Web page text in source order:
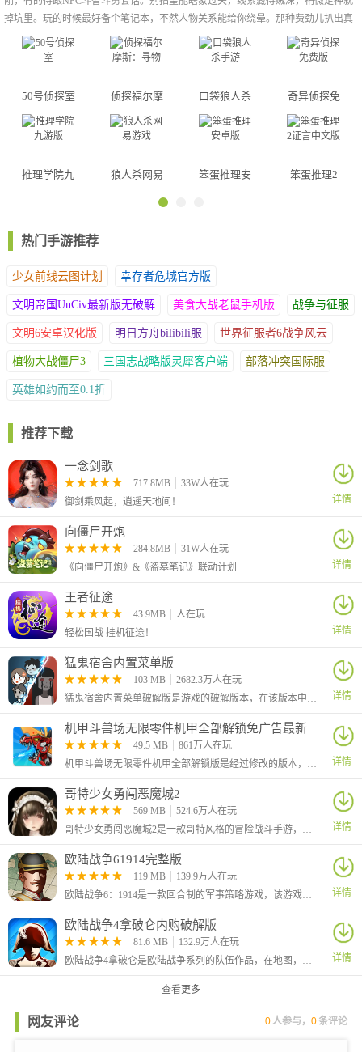
4、玩法体系丰富完善，闯关、副本、多人竞技应有尽有，兼具热
血竞技与休闲佛系双重乐趣。
掉坑里。玩的时候最好备个笔记本，不然人物关系能给你绕晕。那种费劲儿扒出真
凶的爽感，比刷短视频上头多了，玩完感觉智商都涨了几分。
50号侦探室
侦探福尔摩
口袋狼人杀
奇异侦探免
推理学院九
狼人杀网易
笨蛋推理安
笨蛋推理2
热门手游推荐
少女前线云图计划 幸存者危城官方版
文明帝国UnCiv最新版无破解 美食大战老鼠手机版 战争与征服
文明6安卓汉化版 明日方舟bilibili服 世界征服者6战争风云
植物大战僵尸3 三国志战略版灵犀客户端 部落冲突国际服
英雄如约而至0.1折
推荐下载
一念剑歌
717.8MB
33W人在玩
御剑乘风起，逍遥天地间！
详情
向僵尸开炮
284.8MB
31W人在玩
《向僵尸开炮》&《盗墓笔记》联动计划
详情
王者征途
43.9MB
人在玩
轻松国战 挂机征途！
详情
猛鬼宿舍内置菜单版
103 MB
2682.3万人在玩
猛鬼宿舍内置菜单破解版是游戏的破解版本，在该版本中为玩家提供了菜单，玩家可以通过内置的菜单获得各种强化功能。
详情
机甲斗兽场无限零件机甲全部解锁免广告最新
版
49.5 MB
861万人在玩
机甲斗兽场无限零件机甲全部解锁版是经过修改的版本，在这里玩家进入游戏后可以看到左上角的零件数量已经是最大值，并且不管你怎么消耗都是不会减少的
详情
哥特少女勇闯恶魔城2
569 MB
524.6万人在玩
哥特少女勇闯恶魔城2是一款哥特风格的冒险战斗手游，游戏中你将扮演一个哥特美少女和各种敌人进行决斗，不断地提升自己的战斗能力，挑战更为强大的敌人
详情
欧陆战争61914完整版
119 MB
139.9万人在玩
欧陆战争6：1914是一款回合制的军事策略游戏，该游戏严格参照历史，以第一次世界大战为背景，在线了当年的经典战役，该有延续了前作优秀的玩法。
详情
欧陆战争4拿破仑内购破解版
81.6 MB
132.9万人在玩
欧陆战争4拿破仑是欧陆战争系列的队伍作品，在地图，玩法上有了很大的提升，超大的无缝缩放地图，种类众多的列强帝国，
详情
查看更多
网友评论 0 人参与，0条评论